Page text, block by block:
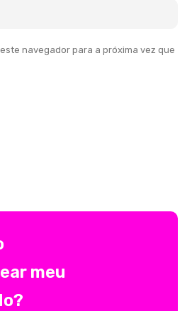
navegador para a próxima vez que
meu